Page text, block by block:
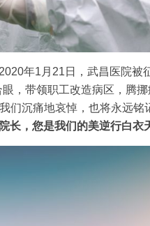
年1月21日，武昌医院被
，带领职工改造病区，腾
们沉痛地哀悼，也将永远铭
长，您是我们的美逆行白衣